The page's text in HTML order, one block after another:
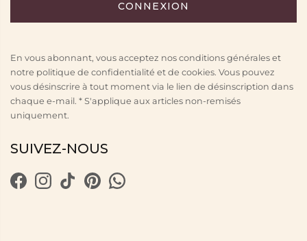
En vous abonnant, vous acceptez nos conditions générales et
notre politique de confidentialité et de cookies. Vous pouvez
vous désinscrire à tout moment via le lien de désinscription dans
chaque e-mail. * S'applique aux articles non-remisés
uniquement.
SUIVEZ-NOUS